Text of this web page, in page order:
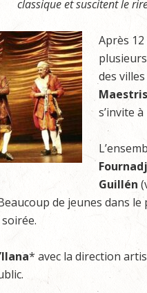
classique et suscitent le
Après
des
s’invite à
Guillén
de jeunes dans
* avec la direction